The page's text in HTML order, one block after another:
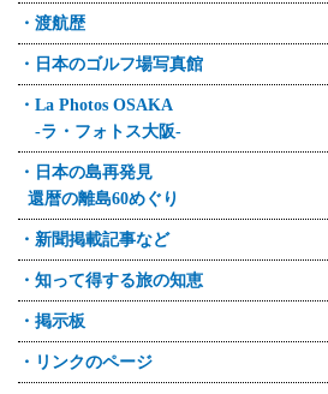
・渡航歴
・日本のゴルフ場写真館
・La Photos OSAKA
-ラ・フォトス大阪-
・日本の島再発見
還暦の離島60めぐり
・新聞掲載記事など
・知って得する旅の知恵
・掲示板
・リンクのページ